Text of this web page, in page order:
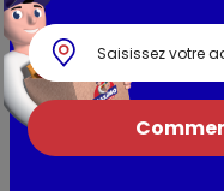
est créé. Découvrez
www.maille.com
Composition /
Ingrédients : eau,